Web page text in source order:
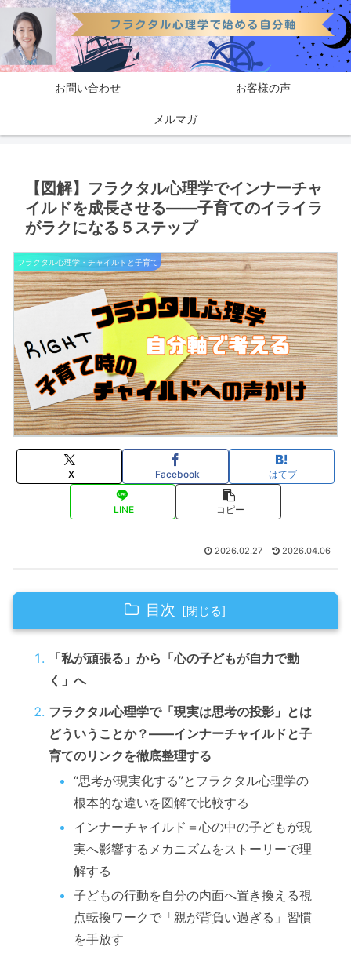
お問い合わせ お客様の声
メルマガ
【図解】フラクタル心理学でインナーチャ
イルドを成長させる――子育てのイライラ
がラクになる５ステップ
フラクタル心理学・チャイルドと子育て
X Facebook はてブ
LINE コピー
2026.02.27 2026.04.06
目次
「私が頑張る」から「心の子どもが自力で動
く」へ
フラクタル心理学で「現実は思考の投影」とは
どういうことか？――インナーチャイルドと子
育てのリンクを徹底整理する
“思考が現実化する”とフラクタル心理学の
根本的な違いを図解で比較する
インナーチャイルド＝心の中の子どもが現
実へ影響するメカニズムをストーリーで理
解する
子どもの行動を自分の内面へ置き換える視
点転換ワークで「親が背負い過ぎる」習慣
を手放す